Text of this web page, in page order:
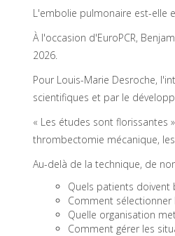
L'embolie pulmonaire est-elle
À l'occasion d'EuroPCR,
2026.
Pour Louis-Marie Desroche,
scientifiques et par le
« Les études sont florissantes
thrombectomie mécanique,
Au-delà de la technique, de
Quels patients doivent
Comment
Quelle organisation
Comment gérer les